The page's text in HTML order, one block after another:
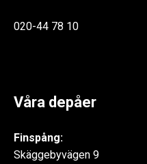
020-44 78 10
Våra depåer
Finspång:
Skäggebyvägen 9